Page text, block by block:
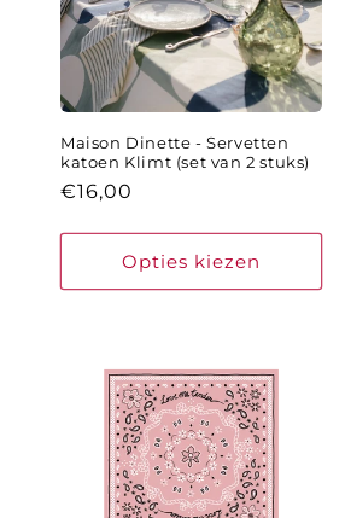
Maison Dinette - Servetten
katoen Klimt (set van 2 stuks)
Normale
€16,00
Opties kiezen